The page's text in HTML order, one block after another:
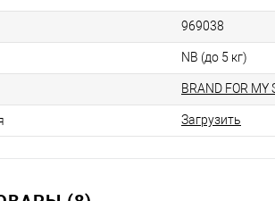
969038
NB (до 5 кг)
BRAND FOR MY
Загрузить